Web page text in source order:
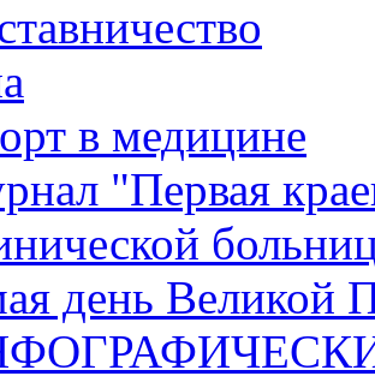
в медицине
"Первая
день Великой